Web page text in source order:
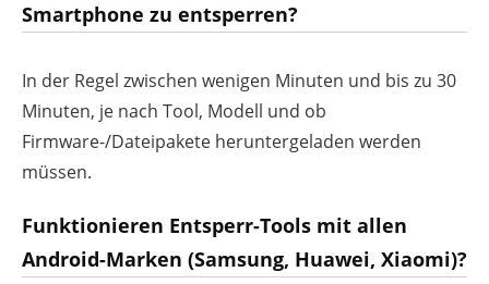
Smartphone zu entsperren?
In der Regel zwischen wenigen Minuten und bis zu 30
Minuten, je nach Tool, Modell und ob
Firmware-/Dateipakete heruntergeladen werden
müssen.
Funktionieren Entsperr-Tools mit allen
Android-Marken (Samsung, Huawei, Xiaomi)?